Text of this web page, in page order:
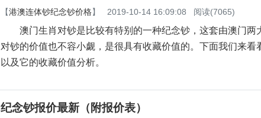
【港澳连体钞纪念钞价格】 2019-10-14 16:09:08 阅读(7065)
澳门生肖对钞是比较有特别的一种纪念钞，这套由澳门两
对钞的价值也不容小觑，是很具有收藏价值的。下面我们来看
以及它的收藏价值分析。
纪念钞报价最新（附报价表）